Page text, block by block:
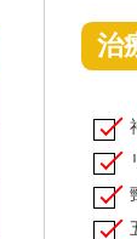
治